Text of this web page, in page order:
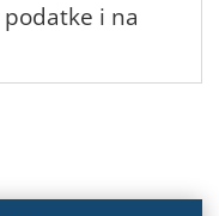
i na